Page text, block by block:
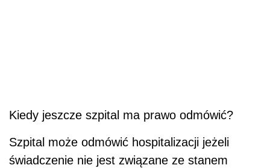
Kiedy jeszcze szpital ma prawo odmówić?
Szpital może odmówić hospitalizacji jeżeli
świadczenie nie jest związane ze stanem